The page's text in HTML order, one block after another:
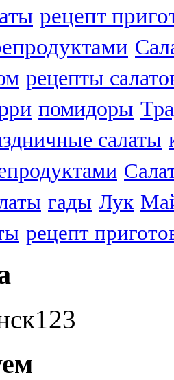
рецепт
рецепты
помидоры
салаты
гады Лук
рецепт